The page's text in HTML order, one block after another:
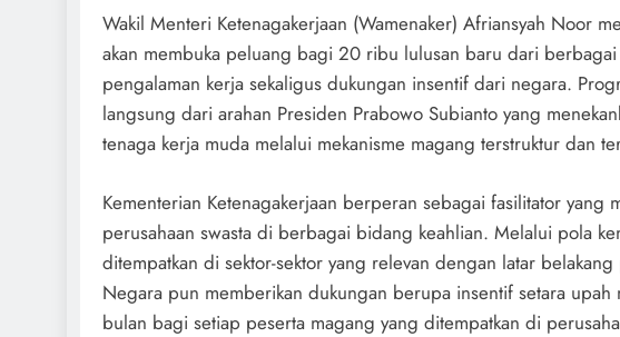
Wakil Menteri Ketenagakerjaan (Wamenaker) Afriansyah Noor
akan membuka peluang bagi 20 ribu lulusan baru dari
pengalaman kerja sekaligus dukungan insentif dari negara.
langsung dari arahan Presiden Prabowo Subianto yang
tenaga kerja muda melalui mekanisme magang terstruktur dan
Kementerian Ketenagakerjaan berperan sebagai fasilitator yang
perusahaan swasta di berbagai bidang keahlian. Melalui pola
ditempatkan di sektor-sektor yang relevan dengan latar
Negara pun memberikan dukungan berupa insentif setara upah
bulan bagi setiap peserta magang yang ditempatkan di